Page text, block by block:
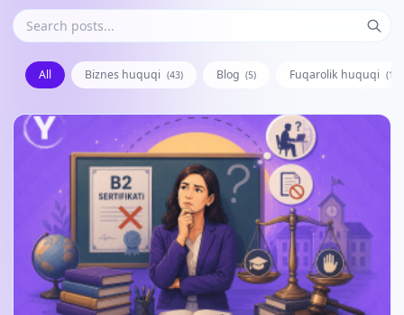
All Biznes huquqi (43) Blog (5) Fuqarolik huquqi